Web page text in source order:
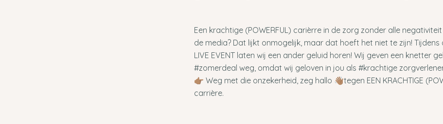
Een krachtige (POWERFUL) carièrre in de zorg zonder alle
de media? Dat lijkt onmogelijk, maar dat hoeft het niet te zijn! Tijdens
LIVE EVENT laten wij een ander geluid horen! Wij geven een knetter
#zomerdeal weg, omdat wij geloven in jou als #krachtige
👉🏽 Weg met die onzekerheid, zeg hallo 👋🏽tegen EEN KRACHTIGE
carrière.